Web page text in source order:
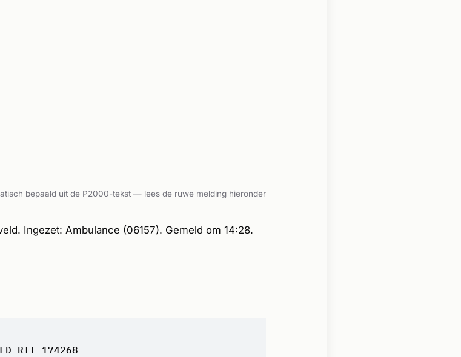
bepaald uit de P2000-tekst — lees de ruwe melding hieronder
Ingezet: Ambulance (06157). Gemeld om 14:28.
RIT 174268